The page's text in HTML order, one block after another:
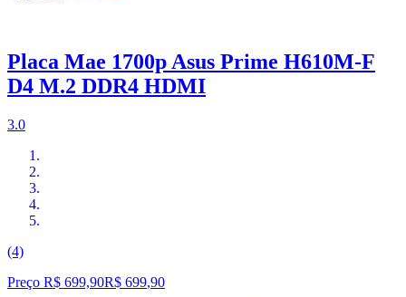
Placa Mae 1700p Asus Prime H610M-F
D4 M.2 DDR4 HDMI
3.0
(4)
Preço R$ 699,90R$ 699,90